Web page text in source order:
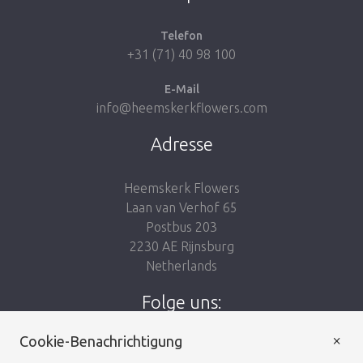
Telefon
+31 (71) 40 98 100
E-Mail
info@heemskerkflowers.com
Adresse
Heemskerk Flowers
Laan van Verhof 65
Postbus 203
2230 AE Rijnsburg
Netherlands
Folge uns:
Cookie-Benachrichtigung ×